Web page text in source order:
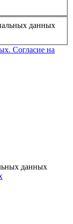
данных
Согласие на
данных